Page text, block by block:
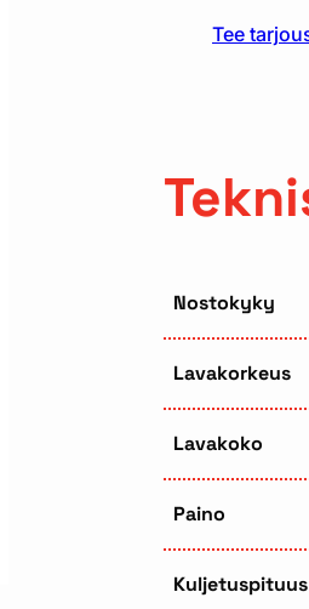
Tee
Nostokyky
Lavakorkeus
Lavakoko
Paino
Kuljetuspituus